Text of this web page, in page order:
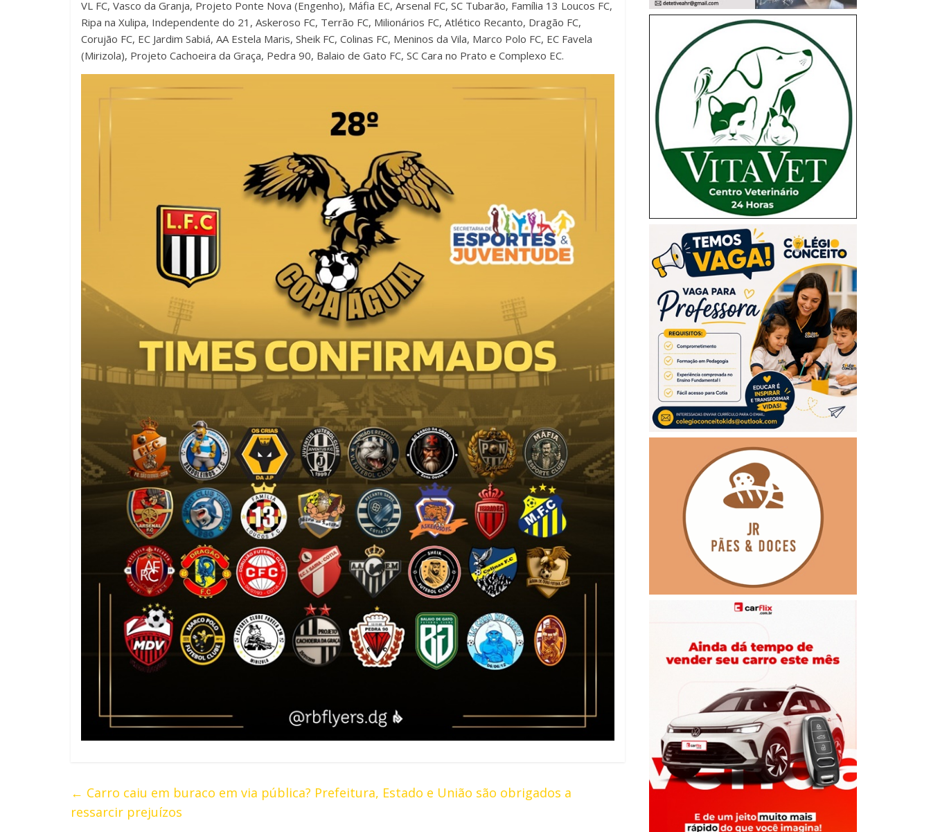
VL FC, Vasco da Granja, Projeto Ponte Nova (Engenho), Máfia EC, Arsenal FC, SC Tubarão, Família 13 Loucos FC,
Ripa na Xulipa, Independente do 21, Askeroso FC, Terrão FC, Milionários FC, Atlético Recanto, Dragão FC,
Corujão FC, EC Jardim Sabiá, AA Estela Maris, Sheik FC, Colinas FC, Meninos da Vila, Marco Polo FC, EC Favela
(Mirizola), Projeto Cachoeira da Graça, Pedra 90, Balaio de Gato FC, SC Cara no Prato e Complexo EC.
← Carro caiu em buraco em via pública? Prefeitura, Estado e União são obrigados a
ressarcir prejuízos